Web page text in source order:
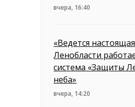
вчера, 16:40
«Ведется
Ленобласти
система «Защиты
неба»
вчера, 14:20